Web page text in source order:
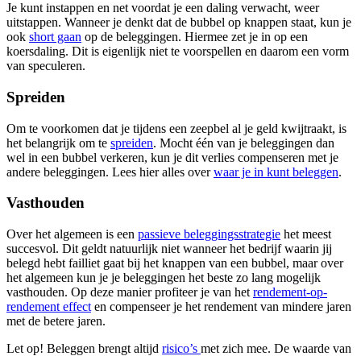
Je kunt instappen en net voordat je een daling verwacht, weer
uitstappen. Wanneer je denkt dat de bubbel op knappen staat, kun je
ook short gaan op de beleggingen. Hiermee zet je in op een
koersdaling. Dit is eigenlijk niet te voorspellen en daarom een vorm
van speculeren.
Spreiden
Om te voorkomen dat je tijdens een zeepbel al je geld kwijtraakt, is
het belangrijk om te spreiden. Mocht één van je beleggingen dan
wel in een bubbel verkeren, kun je dit verlies compenseren met je
andere beleggingen. Lees hier alles overwaar je in kunt beleggen.
Vasthouden
Over het algemeen is een passieve beleggingsstrategie het meest
succesvol. Dit geldt natuurlijk niet wanneer het bedrijf waarin jij
belegd hebt failliet gaat bij het knappen van een bubbel, maar over
het algemeen kun je je beleggingen het beste zo lang mogelijk
vasthouden. Op deze manier profiteer je van het rendement-op-
rendement effect en compenseer je het rendement van mindere jaren
met de betere jaren.
Let op! Beleggen brengt altijd risico’s met zich mee. De waarde van